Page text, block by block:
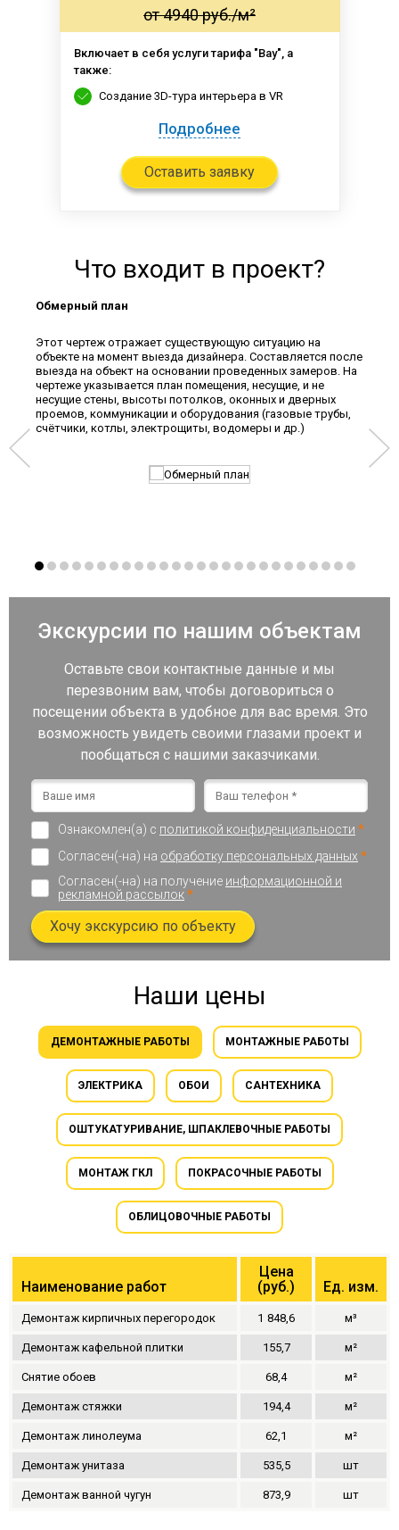
от 4940 руб./м²
Включает в себя услуги тарифа "Вау", а
также:
Создание 3D-тура интерьера в VR
Подробнее
Оставить заявку
Что входит в проект?
Обмерный план
Этот чертеж отражает существующую ситуацию на
объекте на момент выезда дизайнера. Составляется после
выезда на объект на основании проведенных замеров. На
чертеже указывается план помещения, несущие, и не
несущие стены, высоты потолков, оконных и дверных
проемов, коммуникации и оборудования (газовые трубы,
счётчики, котлы, электрощиты, водомеры и др.)
Экскурсии по нашим объектам
Оставьте свои контактные данные и мы
перезвоним вам, чтобы договориться о
посещении объекта в удобное для вас время. Это
возможность увидеть своими глазами проект и
пообщаться с нашими заказчиками.
Ознакомлен(а) с политикой конфиденциальности *
Согласен(-на) на обработку персональных данных *
Согласен(-на) на получение информационной и
рекламной рассылок*
Хочу экскурсию по объекту
Наши цены
ДЕМОНТАЖНЫЕ РАБОТЫ МОНТАЖНЫЕ РАБОТЫ
ЭЛЕКТРИКА ОБОИ САНТЕХНИКА
ОШТУКАТУРИВАНИЕ, ШПАКЛЕВОЧНЫЕ РАБОТЫ
МОНТАЖ ГКЛ ПОКРАСОЧНЫЕ РАБОТЫ
ОБЛИЦОВОЧНЫЕ РАБОТЫ
Наименование работ
Цена
(руб.)
Ед. изм.
Демонтаж кирпичных перегородок 1 848,6 м³
Демонтаж кафельной плитки 155,7 м²
Снятие обоев 68,4 м²
Демонтаж стяжки 194,4 м²
Демонтаж линолеума 62,1 м²
Демонтаж унитаза 535,5 шт
Демонтаж ванной чугун 873,9 шт